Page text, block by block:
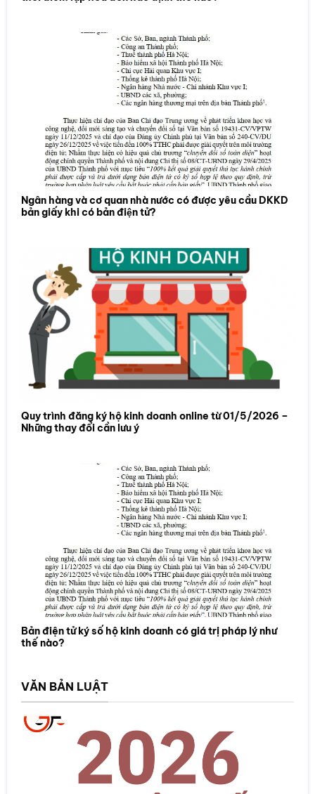
Ngân hàng và cơ quan nhà nước có được yêu cầu DKKD
bản giấy khi có bản điện tử?
Quy trình đăng ký hộ kinh doanh online từ 01/5/2026 –
Những thay đổi cần lưu ý
Bản điện tử ký số hộ kinh doanh có giá trị pháp lý như
thế nào?
VĂN BẢN LUẬT